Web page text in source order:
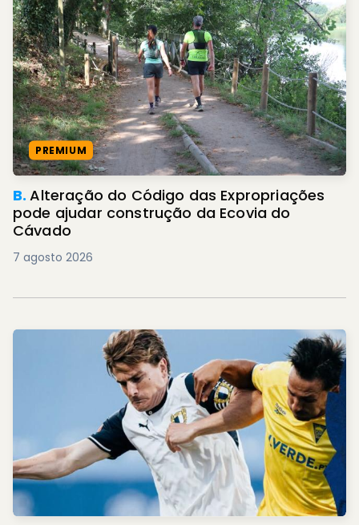
PREMIUM
B.Alteração do Código das Expropriações
pode ajudar construção da Ecovia do
Cávado
7 agosto 2026